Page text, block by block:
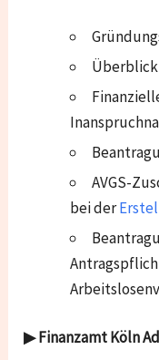
AVGS-
bei der
▶ FinanzamtKöln